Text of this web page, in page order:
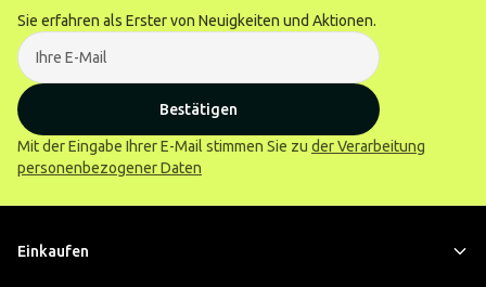
Sie erfahren als Erster von Neuigkeiten und Aktionen.
Bestätigen
Mit der Eingabe Ihrer E-Mail stimmen Sie zu der Verarbeitung
personenbezogener Daten
Einkaufen